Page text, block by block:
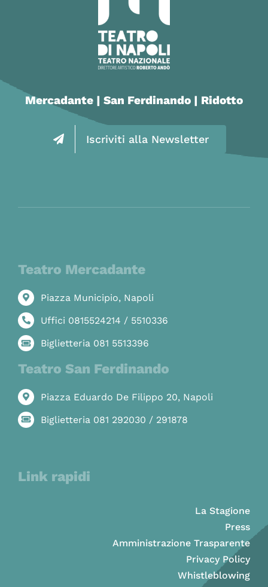
Mercadante | San Ferdinando | Ridotto
Iscriviti alla Newsletter
Teatro Mercadante
Piazza Municipio, Napoli
Uffici 0815524214 / 5510336
Biglietteria 081 5513396
Teatro San Ferdinando
Piazza Eduardo De Filippo 20, Napoli
Biglietteria 081 292030 / 291878
Link rapidi
La Stagione
Press
Amministrazione Trasparente
Privacy Policy
Whistleblowing